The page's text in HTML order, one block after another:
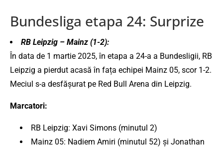
Bundesliga etapa 24: Surprize
RB Leipzig – Mainz (1-2):
În data de 1 martie 2025, în etapa a 24-a a Bundesligii, RB
Leipzig a pierdut acasă în fața echipei Mainz 05, scor 1-2.
Meciul s-a desfășurat pe Red Bull Arena din Leipzig.
Marcatori:
RB Leipzig: Xavi Simons (minutul 2)
Mainz 05: Nadiem Amiri (minutul 52) și Jonathan